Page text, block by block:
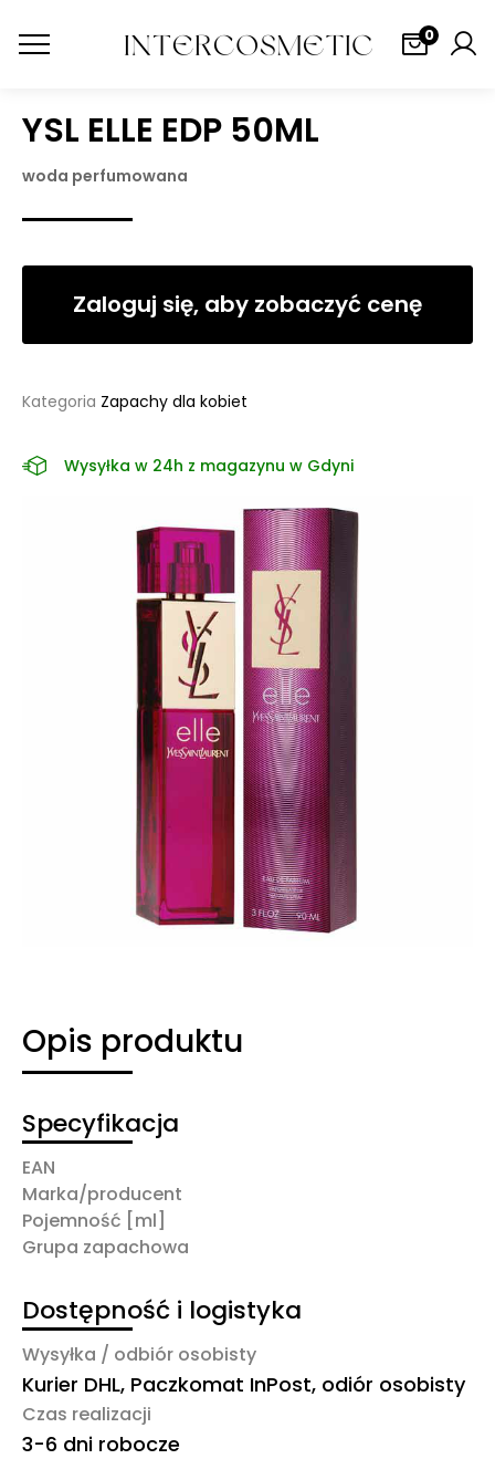
0
Opis produktu
Specyfikacja
EAN
Marka/producent
Pojemność [ml]
Grupa zapachowa
Dostępność i logistyka
Wysyłka / odbiór osobisty
Kurier DHL, Paczkomat InPost, odiór osobisty
Czas realizacji
3-6 dni robocze
YSL ELLE EDP 50ML
woda perfumowana
Zaloguj się, aby zobaczyć cenę
Kategoria Zapachy dla kobiet
Wysyłka w 24h z magazynu w Gdyni